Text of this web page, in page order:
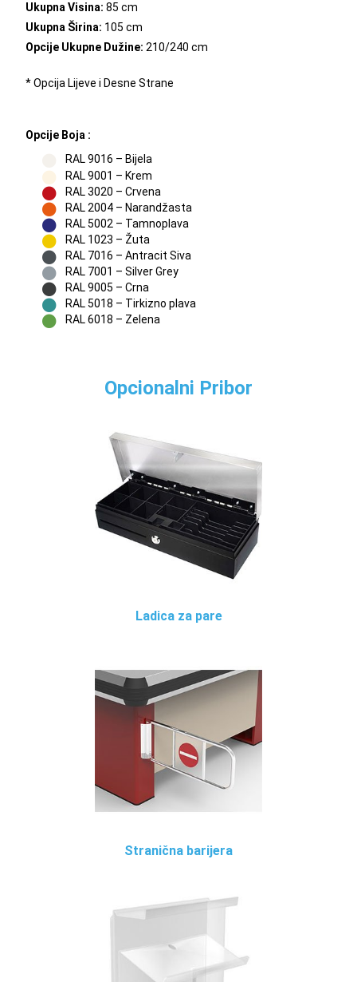
Ukupna Visina: 85 cm
Ukupna Širina: 105 cm
Opcije Ukupne Dužine: 210/240 cm
* Opcija Lijeve i Desne Strane
Opcije Boja :
RAL 9016 – Bijela
RAL 9001 – Krem
RAL 3020 – Crvena
RAL 2004 – Narandžasta
RAL 5002 – Tamnoplava
RAL 1023 – Žuta
RAL 7016 – Antracit Siva
RAL 7001 – Silver Grey
RAL 9005 – Crna
RAL 5018 – Tirkizno plava
RAL 6018 – Zelena
Opcionalni Pribor
Ladica za pare
Stranična barijera